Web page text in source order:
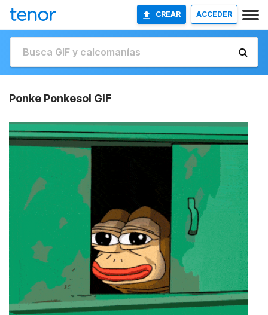
CREAR ACCEDER
Ponke Ponkesol GIF